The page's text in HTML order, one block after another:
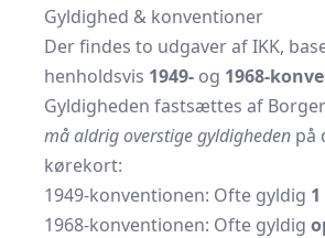
Gyldighed & konventioner
Der findes to udgaver af IKK,
henholdsvis 1949- og 1968-
Gyldigheden fastsættes af
må aldrig overstige gyldigheden på
kørekort:
1949-konventionen: Ofte gyldig
1968-konventionen: Ofte gyldig